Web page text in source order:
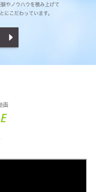
やノウハウを積み上げて
にこだわっています。
画